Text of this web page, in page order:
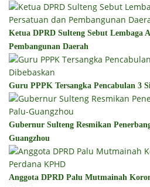
Ketua DPRD Sulteng Sebut Lembaga
Pembangunan Daerah
Guru PPPK Tersangka Pencabulan 3
Gubernur Sulteng Resmikan
Guangzhou
Anggota DPRD Palu Mutmainah